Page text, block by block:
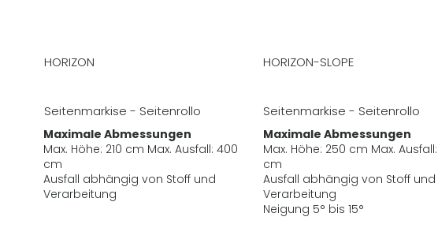
HORIZON
Seitenmarkise - Seitenrollo
Maximale Abmessungen
Max. Höhe: 210 cm Max. Ausfall: 400
cm
Ausfall abhängig von Stoff und
Verarbeitung
HORIZON-SLOPE
Seitenmarkise - Seitenrollo
Maximale Abmessungen
Max. Höhe: 250 cm Max.
cm
Ausfall abhängig von Stoff und
Verarbeitung
Neigung 5° bis 15°